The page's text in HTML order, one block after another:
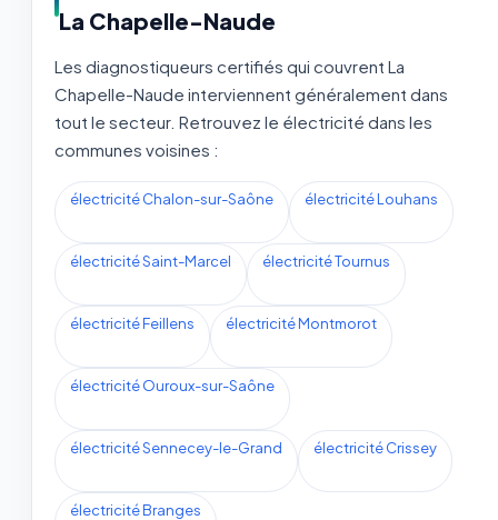
La Chapelle-Naude
Les diagnostiqueurs certifiés qui couvrent La
Chapelle-Naude interviennent généralement dans
tout le secteur. Retrouvez le électricité dans les
communes voisines :
électricité Chalon-sur-Saône électricité Louhans
électricité Saint-Marcel électricité Tournus
électricité Feillens électricité Montmorot
électricité Ouroux-sur-Saône
électricité Sennecey-le-Grand électricité Crissey
électricité Branges